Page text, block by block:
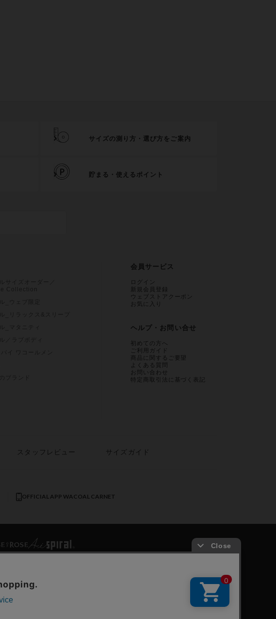
サイズの測り方・選び方をご案内
貯まる・使えるポイント
会員サービス
ログイン
新規会員登録
ウェブストアクーポン
お気に入り
ヘルプ・お問い合せ
初めての方へ
ご利用ガイド
商品に関するご要望
よくある質問
お問い合わせ
特定商取引法に基づく表記
スタッフレビュー サイズガイド
OFFICIAL APP WACOAL CARNET